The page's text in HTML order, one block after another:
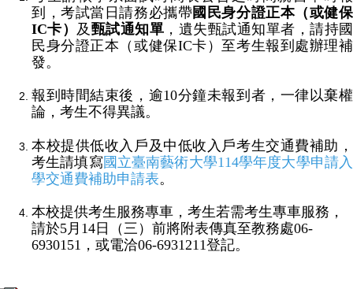
到，考試當日請務必攜帶 國民身分證正本（或健保
IC卡） 及 甄試通知單 ，遺失甄試通知單者，請持國
民身分證正本 （或健保IC卡）至考生報到處辦理補
發。
報到時間結束後，逾10分鐘未報到者，一律以棄權
論，考生不得異議。
本校提供低收入戶及中低收入戶考生交通費補助，
考生請填寫國立臺南藝術大學114學年度大學申請入
學交通費補助申請表。
本校提供考生服務專車，考生若需考生專車服務，
請於5月 14 日（三）前將附表傳真至教務處06-
6930151 ，或電洽06-6931211登記。